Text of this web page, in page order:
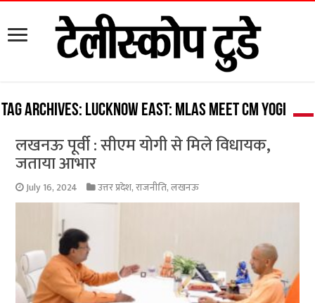
Tag Archives: Lucknow East: MLAs meet CM Yogi
लखनऊ पूर्वी : सीएम योगी से मिले विधायक,
जताया आभार
July 16, 2024 उत्तर प्रदेश,राजनीति,लखनऊ